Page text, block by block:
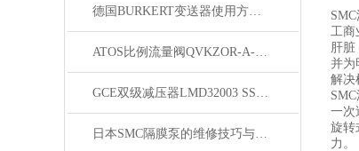
德国BURKERT变送器使用方法与技术参数
ATOS比例流量阀QVKZOR-A-10/65意大利原装
GCE双级减压器LMD32003 SSF10定制型号
日本SMC隔膜泵的维修技巧与特点
工商
肝脏
并为
解决
一次
旋转
力。